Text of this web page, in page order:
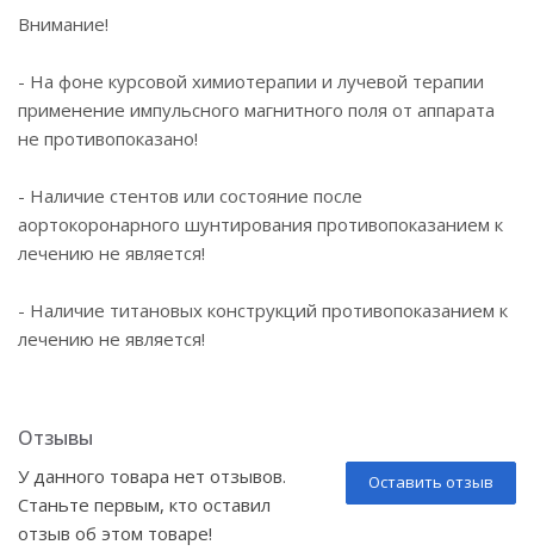
Внимание!
- На фоне курсовой химиотерапии и лучевой терапии
применение импульсного магнитного поля от аппарата
не противопоказано!
- Наличие стентов или состояние после
аортокоронарного шунтирования противопоказанием к
лечению не является!
- Наличие титановых конструкций противопоказанием к
лечению не является!
Отзывы
Оставить отзыв
У данного товара нет отзывов.
Станьте первым, кто оставил
отзыв об этом товаре!